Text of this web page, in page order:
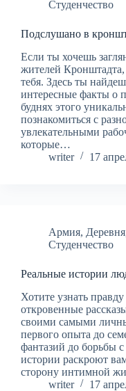
Студенчество
Подслушано в
Если ты хочешь
жителей Кронштадта,
тебя. Здесь ты
интересные факты о
буднях этого
познакомиться с
увлекательными
которые…
writer
17
Армия, Деревня
Студенчество
Реальные истории
Хотите узнать
откровенные
своими самыми
первого опыта до
фантазий до борьбы
истории раскроют
сторону интимной
writer
17